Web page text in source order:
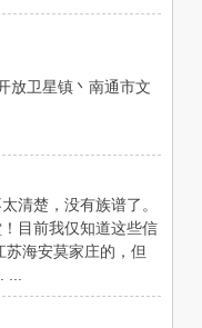
放卫星镇丶南通市文
清楚，没有族谱了。
目前我仅知道这些信
海安莫家庄的，但